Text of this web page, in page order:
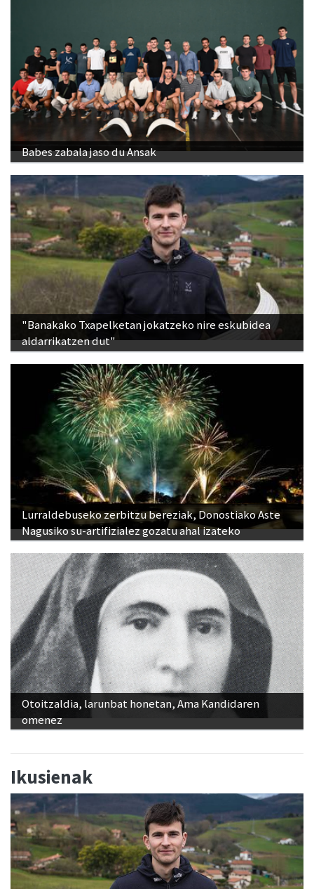
Babes zabala jaso du Ansak
"Banakako Txapelketan jokatzeko nire eskubidea
aldarrikatzen dut"
Lurraldebuseko zerbitzu bereziak, Donostiako Aste
Nagusiko su-artifizialez gozatu ahal izateko
Otoitzaldia, larunbat honetan, Ama Kandidaren
omenez
Ikusienak